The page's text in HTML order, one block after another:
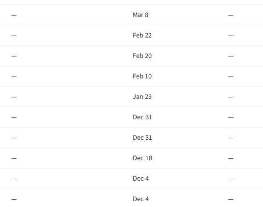
— Mar 8
—
— Feb 22
—
— Feb 20
—
— Feb 10
—
— Jan 23
—
— Dec 31
—
— Dec 31
—
— Dec 18
—
— Dec 4
—
— Dec 4
—